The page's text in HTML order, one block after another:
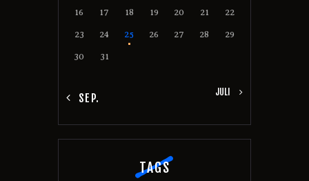
16 17 18 19 20 21 22
23 24 25 26 27 28 29
30 31
« SEP. JULI »
TAGS